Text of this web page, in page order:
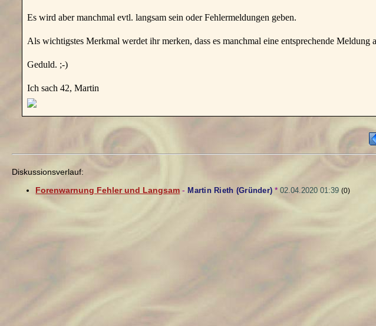
Es wird aber manchmal evtl. langsam sein oder Fehlermeldungen geben.
Als wichtigstes Merkmal werdet ihr merken, dass es manchmal eine entsprechende Meldung
Geduld. ;-)
Ich sach 42, Martin
Diskussionsverlauf:
Forenwarnung Fehler und Langsam -Martin Rieth (Gründer) *02.04.2020 01:39 (0)